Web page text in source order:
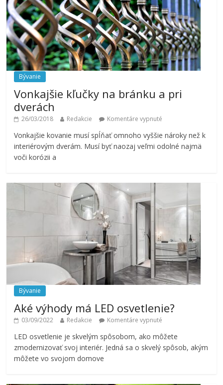
Bývanie
Vonkajšie kľučky na bránku a pri
dverách
26/03/2018 Redakcie Komentáre vypnuté
Vonkajšie kovanie musí spĺňať omnoho vyššie nároky než k
interiérovým dverám. Musí byť naozaj veľmi odolné najmä
voči korózii a
Bývanie
Aké výhody má LED osvetlenie?
03/09/2022 Redakcie Komentáre vypnuté
LED osvetlenie je skvelým spôsobom, ako môžete
zmodernizovať svoj interiér. Jedná sa o skvelý spôsob, akým
môžete vo svojom domove